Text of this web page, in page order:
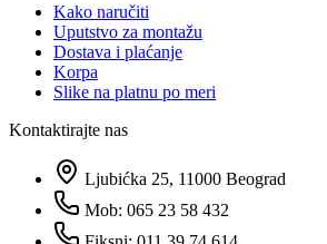
Kako naručiti
Uputstvo za montažu
Dostava i plaćanje
Korpa
Slike na platnu po meri
Kontaktirajte nas
Ljubićka 25, 11000 Beograd
Mob: 065 23 58 432